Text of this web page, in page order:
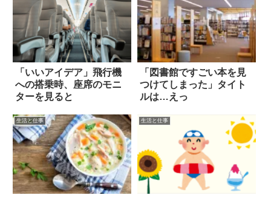
「いいアイデア」飛行機
への搭乗時、座席のモニ
ターを見ると
「図書館ですごい本を見
つけてしまった」タイト
ルは…えっ
生活と仕事 生活と仕事